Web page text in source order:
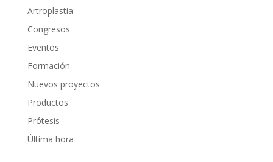
Artroplastia
Congresos
Eventos
Formación
Nuevos proyectos
Productos
Prótesis
Última hora